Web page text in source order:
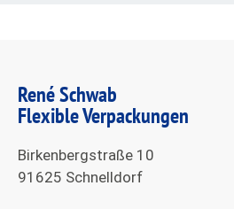
René Schwab
Flexible Verpackungen
Birkenbergstraße 10
91625 Schnelldorf